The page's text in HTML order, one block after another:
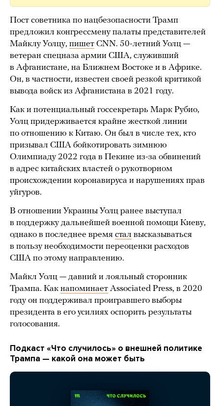
Пост советника по нацбезопасности Трамп
предложил конгрессмену палаты представителей
Майклу Уолцу, пишет CNN. 50-летний Уолц —
ветеран спецназа армии США, служивший
в Афганистане, на Ближнем Востоке и в Африке.
Он, в частности, известен своей резкой критикой
вывода войск из Афганистана в 2021 году.
Как и потенциальный госсекретарь Марк Рубио,
Уолц придерживается крайне жесткой линии
по отношению к Китаю. Он был в числе тех, кто
призывал США бойкотировать зимнюю
Олимпиаду 2022 года в Пекине из-за обвинений
в адрес китайских властей о рукотворном
происхождении коронавируса и нарушениях прав
уйгуров.
В отношении Украины Уолц ранее выступал
в поддержку дальнейшей военной помощи Киеву,
однако в последнее время стал высказываться
в пользу необходимости переоценки расходов
США по этому направлению.
Майкл Уолц — давний и лояльный сторонник
Трампа. Как напоминает Associated Press, в 2020
году он поддерживал проигравшего выборы
президента в его усилиях оспорить результаты
голосования.
Подкаст «Что случилось» о внешней политике
Трампа — какой она может быть